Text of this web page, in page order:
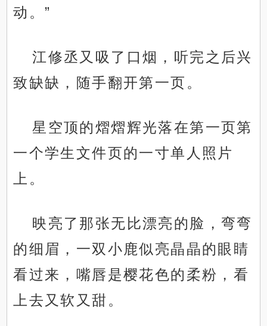
动。”
江修丞又吸了口烟，听完之后兴
致缺缺，随手翻开第一页。
星空顶的熠熠辉光落在第一页第
一个学生文件页的一寸单人照片
上。
映亮了那张无比漂亮的脸，弯弯
的细眉，一双小鹿似亮晶晶的眼睛
看过来，嘴唇是樱花色的柔粉，看
上去又软又甜。